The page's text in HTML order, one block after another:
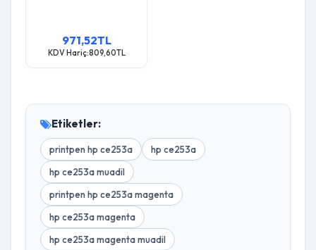
971,52TL
KDV Hariç:809,60TL
Etiketler:
printpen hp ce253a
hp ce253a
hp ce253a muadil
printpen hp ce253a magenta
hp ce253a magenta
hp ce253a magenta muadil